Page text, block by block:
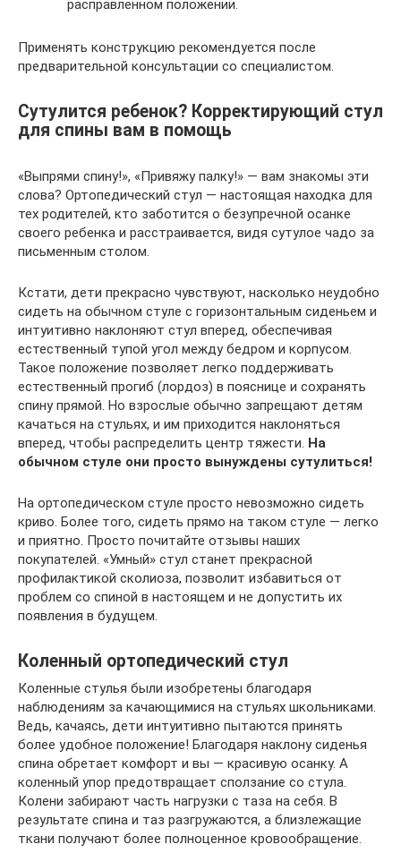
расправленном положении.
Применять конструкцию рекомендуется после
предварительной консультации со специалистом.
Сутулится ребенок? Корректирующий стул
для спины вам в помощь
«Выпрями спину!», «Привяжу палку!» — вам знакомы эти
слова? Ортопедический стул — настоящая находка для
тех родителей, кто заботится о безупречной осанке
своего ребенка и расстраивается, видя сутулое чадо за
письменным столом.
Кстати, дети прекрасно чувствуют, насколько неудобно
сидеть на обычном стуле с горизонтальным сиденьем и
интуитивно наклоняют стул вперед, обеспечивая
естественный тупой угол между бедром и корпусом.
Такое положение позволяет легко поддерживать
естественный прогиб (лордоз) в пояснице и сохранять
спину прямой. Но взрослые обычно запрещают детям
качаться на стульях, и им приходится наклоняться
вперед, чтобы распределить центр тяжести. На
обычном стуле они просто вынуждены сутулиться!
На ортопедическом стуле просто невозможно сидеть
криво. Более того, сидеть прямо на таком стуле — легко
и приятно. Просто почитайте отзывы наших
покупателей. «Умный» стул станет прекрасной
профилактикой сколиоза, позволит избавиться от
проблем со спиной в настоящем и не допустить их
появления в будущем.
Коленный ортопедический стул
Коленные стулья были изобретены благодаря
наблюдениям за качающимися на стульях школьниками.
Ведь, качаясь, дети интуитивно пытаются принять
более удобное положение! Благодаря наклону сиденья
спина обретает комфорт и вы — красивую осанку. А
коленный упор предотвращает сползание со стула.
Колени забирают часть нагрузки с таза на себя. В
результате спина и таз разгружаются, а близлежащие
ткани получают более полноценное кровообращение.